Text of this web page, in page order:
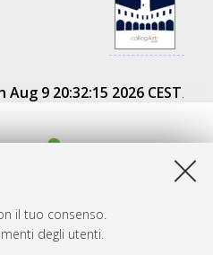
il tuo consenso.
degli utenti.
Aug 9 20:32:15 2026 CEST.